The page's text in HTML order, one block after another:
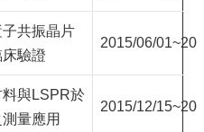
共振晶片
驗證
2015/06/
與LSPR於
量應用
2015/12/